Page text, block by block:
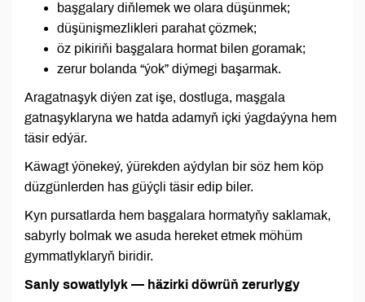
başgalary diňlemek we olara düşünmek;
düşünişmezlikleri parahat çözmek;
öz pikiriňi başgalara hormat bilen goramak;
zerur bolanda “ýok” diýmegi başarmak.
Aragatnaşyk diýen zat işe, dostluga, maşgala
gatnaşyklaryna we hatda adamyň içki ýagdaýyna hem
täsir edýär.
Käwagt ýönekeý, ýürekden aýdylan bir söz hem köp
düzgünlerden has güýçli täsir edip biler.
Kyn pursatlarda hem başgalara hormatyňy saklamak,
sabyrly bolmak we asuda hereket etmek möhüm
gymmatlyklaryň biridir.
Sanly sowatlylyk — häzirki döwrüň zerurlygy